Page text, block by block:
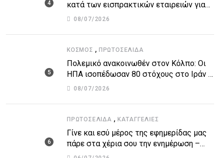
κατά των εισπρακτικών εταιρειών για
την προστασία των δανειοληπτών
08/07/2026
ΚΌΣΜΟΣ , ΠΡΩΤΟΣΈΛΙΔΑ
Πολεμικό ανακοινωθέν στον Κόλπο: Οι
ΗΠΑ ισοπέδωσαν 80 στόχους στο Ιράν –
Μπαράζ επιθέσεων σε αμερικανικές
08/07/2026
ΠΡΩΤΟΣΈΛΙΔΑ , ΚΑΤΑΓΓΕΛΙΕΣ
Γίνε και εσύ μέρος της εφημερίδας μας
πάρε στα χέρια σου την ενημέρωση –
στείλε το δικό σου άρθρο την δική σου